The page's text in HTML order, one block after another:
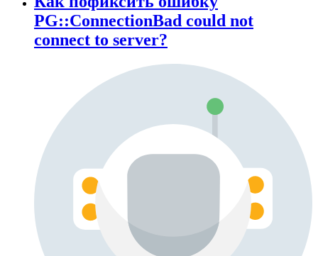
PG::ConnectionBad could not
connect to server?